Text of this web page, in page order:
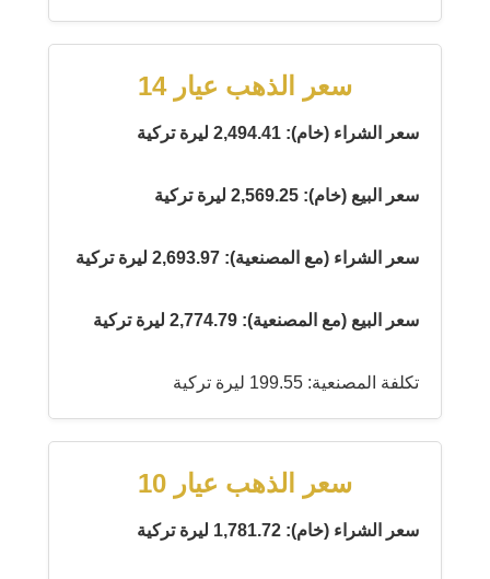
سعر الذهب عيار 14
سعر الشراء (خام): 2,494.41 ليرة تركية
سعر البيع (خام): 2,569.25 ليرة تركية
سعر الشراء (مع المصنعية): 2,693.97 ليرة تركية
سعر البيع (مع المصنعية): 2,774.79 ليرة تركية
تكلفة المصنعية: 199.55 ليرة تركية
سعر الذهب عيار 10
سعر الشراء (خام): 1,781.72 ليرة تركية